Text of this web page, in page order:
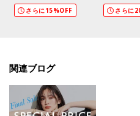
POINT.2
-・-・-・-・-・-・-・-・-・-・-・-・-・-
※照明の関係により、実際よりも色味
さらに15%OFF
さらに
関連ブログ